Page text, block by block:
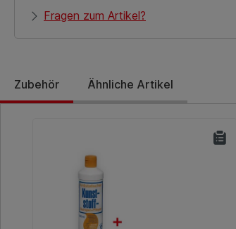
Fragen zum Artikel?
Zubehör Ähnliche Artikel